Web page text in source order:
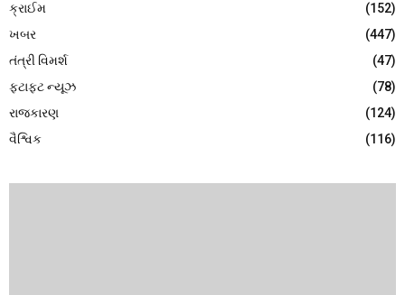
ક્રાઈમ
(152)
ખબર
(447)
તંત્રી વિમર્શ
(47)
ફટાફટ ન્યૂઝ
(78)
રાજકારણ
(124)
વૈશ્વિક
(116)